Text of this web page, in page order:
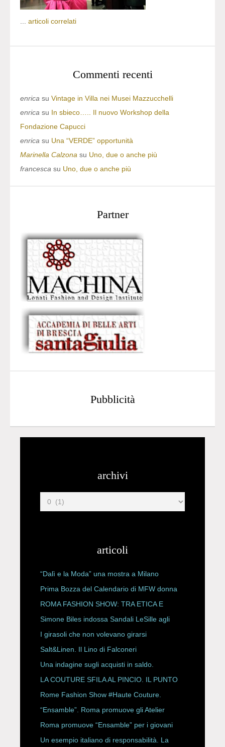
... articoli correlati
Commenti recenti
enrica su Vintage in Villa nei Musei Mazzucchelli
enrica su In sbieco….. Il nuovo Workshop della
Fondazione Capucci
enrica su Una “VERDE” opportunità
Marinella Calzona su Uno, due o anche più
francesca su Uno, due o anche più
Partner
Pubblicità
archivi
articoli
“Dalì e la Moda” una mostra a Milano
Prima Bozza del Calendario di MFW donna
P/E 2027
ROMA FASHION SHOW: TRA ETICA E
HAUTE COUTURE
Simone Biles indossa Sandali LeSille agli
ESPY Awards 2026
I girasoli che non volevano girarsi
Salt&Linen. Il Lino di Falconeri
Una indagine sugli acquisti in saldo.
LA COUTURE SFILA AL PINCIO. IL PUNTO
CON ALESSANDRO ONORATO E
ROBERTA ANGELILLI
Rome Fashion Show #Haute Couture.
“Ensamble”. Roma promuove gli Atelier
Storici
Roma promuove “Ensamble” per i giovani
Un esempio italiano di responsabilità. La